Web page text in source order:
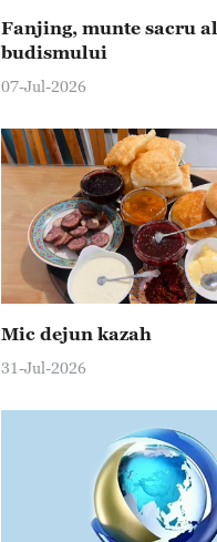
Fanjing, munte sacru al
budismului
07-Jul-2026
Mic dejun kazah
31-Jul-2026